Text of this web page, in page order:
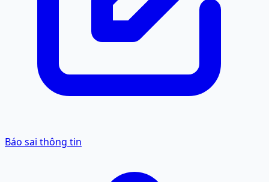
Báo sai thông tin